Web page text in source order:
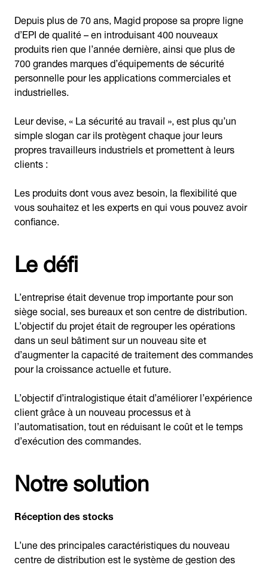
Depuis plus de 70 ans, Magid propose sa propre ligne
d’EPI de qualité – en introduisant 400 nouveaux
produits rien que l’année dernière, ainsi que plus de
700 grandes marques d’équipements de sécurité
personnelle pour les applications commerciales et
industrielles.
Leur devise, « La sécurité au travail », est plus qu’un
simple slogan car ils protègent chaque jour leurs
propres travailleurs industriels et promettent à leurs
clients :
Les produits dont vous avez besoin, la flexibilité que
vous souhaitez et les experts en qui vous pouvez avoir
confiance.
Le défi
L’entreprise était devenue trop importante pour son
siège social, ses bureaux et son centre de distribution.
L’objectif du projet était de regrouper les opérations
dans un seul bâtiment sur un nouveau site et
d’augmenter la capacité de traitement des commandes
pour la croissance actuelle et future.
L’objectif d’intralogistique était d’améliorer l’expérience
client grâce à un nouveau processus et à
l’automatisation, tout en réduisant le coût et le temps
d’exécution des commandes.
Notre solution
Réception des stocks
L’une des principales caractéristiques du nouveau
centre de distribution est le système de gestion des